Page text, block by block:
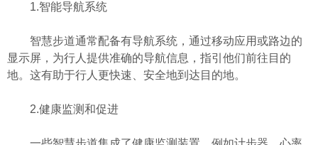
1.智能导航系统
智慧步道通常配备有导航系统，通过移动应用或路边的
显示屏，为行人提供准确的导航信息，指引他们前往目的
地。这有助于行人更快速、安全地到达目的地。
2.健康监测和促进